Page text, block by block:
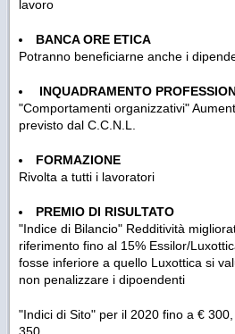
lavoro
BANCA ORE ETICA
Potranno beneficiarne anche i
INQUADRAMENTO
"Comportamenti organizzativi"
previsto dal C.C.N.L.
FORMAZIONE
Rivolta a tutti i lavoratori
PREMIO DI RISULTATO
"Indice di Bilancio" Redditività
riferimento fino al 15% Essilor/
fosse inferiore a quello Luxottica si
non penalizzare i dipoendenti
"Indici di Sito" per il 2020 fino a €
350